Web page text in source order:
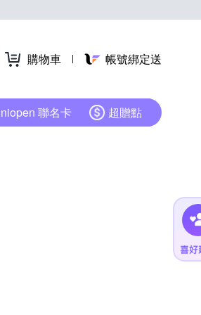
購物車 帳號綁定送
聯名卡 超贈點